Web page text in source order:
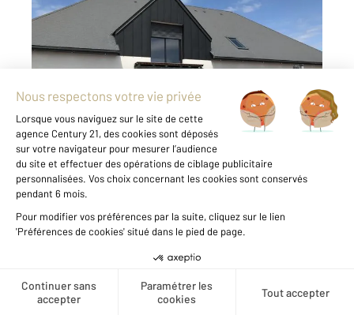
Créer une alerte
COUDEVILLE SUR MER 50
, 8 pièces
Maison à vendre
804 000 €
CENTURY 21 Royer Immo vous propose à
quelques kilomètres de la côte granvillaise,
cette superbe maison de 8 pièces principales
comprenant au rez-de-chaussée : Un hall
d'entrée, un séjour/salon d'une belle
superficie de 70 m² environ, une cuisine ...